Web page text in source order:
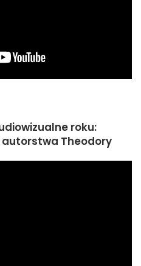
roku:
autorstwa Theodory